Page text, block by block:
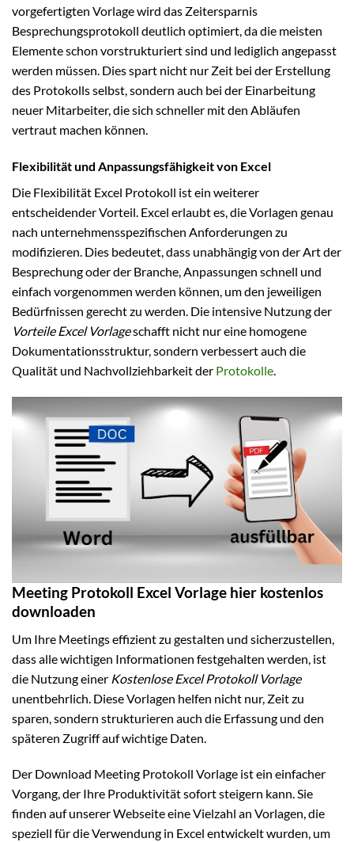
vorgefertigten Vorlage wird das Zeitersparnis
Besprechungsprotokoll deutlich optimiert, da die meisten
Elemente schon vorstrukturiert sind und lediglich angepasst
werden müssen. Dies spart nicht nur Zeit bei der Erstellung
des Protokolls selbst, sondern auch bei der Einarbeitung
neuer Mitarbeiter, die sich schneller mit den Abläufen
vertraut machen können.
Flexibilität und Anpassungsfähigkeit von Excel
Die Flexibilität Excel Protokoll ist ein weiterer
entscheidender Vorteil. Excel erlaubt es, die Vorlagen genau
nach unternehmensspezifischen Anforderungen zu
modifizieren. Dies bedeutet, dass unabhängig von der Art der
Besprechung oder der Branche, Anpassungen schnell und
einfach vorgenommen werden können, um den jeweiligen
Bedürfnissen gerecht zu werden. Die intensive Nutzung der
Vorteile Excel Vorlageschafft nicht nur eine homogene
Dokumentationsstruktur, sondern verbessert auch die
Qualität und Nachvollziehbarkeit der Protokolle.
Meeting Protokoll Excel Vorlage hier kostenlos
downloaden
Um Ihre Meetings effizient zu gestalten und sicherzustellen,
dass alle wichtigen Informationen festgehalten werden, ist
die Nutzung einer Kostenlose Excel Protokoll Vorlage
unentbehrlich. Diese Vorlagen helfen nicht nur, Zeit zu
sparen, sondern strukturieren auch die Erfassung und den
späteren Zugriff auf wichtige Daten.
Der Download Meeting Protokoll Vorlage ist ein einfacher
Vorgang, der Ihre Produktivität sofort steigern kann. Sie
finden auf unserer Webseite eine Vielzahl an Vorlagen, die
speziell für die Verwendung in Excel entwickelt wurden, um